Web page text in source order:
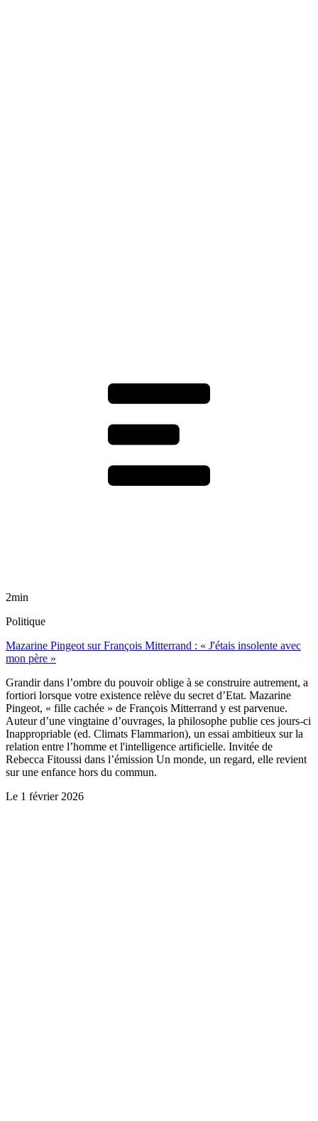
2min
Politique
Mazarine Pingeot sur François Mitterrand : « J'étais insolente avec
mon père »
Grandir dans l’ombre du pouvoir oblige à se construire autrement, a
fortiori lorsque votre existence relève du secret d’Etat. Mazarine
Pingeot, « fille cachée » de François Mitterrand y est parvenue.
Auteur d’une vingtaine d’ouvrages, la philosophe publie ces jours-ci
Inappropriable (ed. Climats Flammarion), un essai ambitieux sur la
relation entre l’homme et l'intelligence artificielle. Invitée de
Rebecca Fitoussi dans l’émission Un monde, un regard, elle revient
sur une enfance hors du commun.
Le 1 février 2026